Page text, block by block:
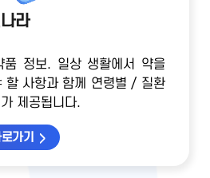
라
품 정보. 일상 생활에서 약을
할 사항과 함께 연령별 / 질환
제공됩니다.
가기